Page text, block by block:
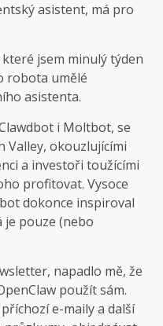
asistent, má pro
jsem minulý týden
robota umělé
asistenta.
i Moltbot, se
Valley, okouzlujícími
a investoři toužícími
profitovat. Vysoce
dokonce inspiroval
je pouze (nebo
napadlo mě, že
použít sám.
e-maily a další